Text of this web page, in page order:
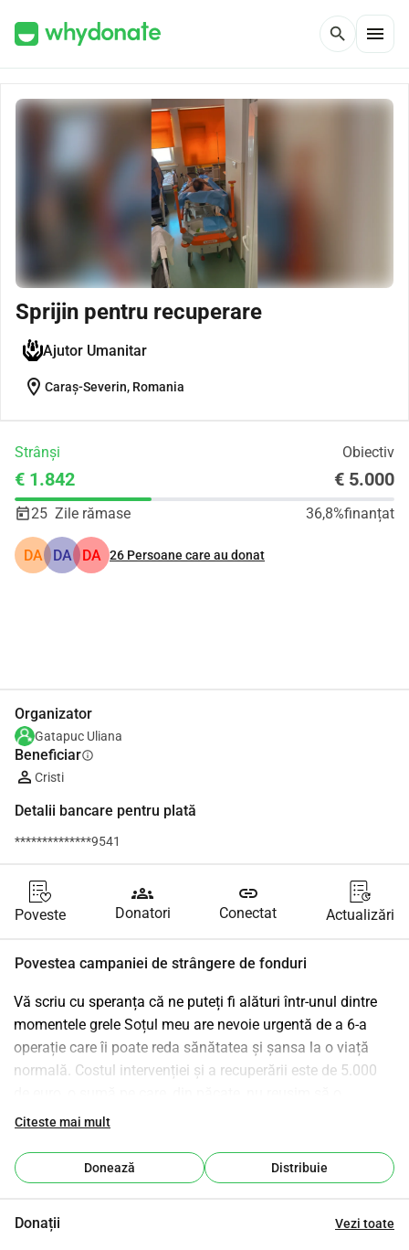
search menu
Sprijin pentru recuperare
Ajutor Umanitar
location_on Caraș-Severin, Romania
Strânși Obiectiv
€ 1.842 € 5.000
25 Zile rămase 36,8%finanțat
DA DA DA 26 Persoane care au donat
Organizator
Gatapuc Uliana
Beneficiarinfo
Cristi
Detalii bancare pentru plată
**************9541
Poveste
groups
Donatori
link
Conectat Actualizări
Povestea campaniei de strângere de fonduri
Vă scriu cu speranța că ne puteți fi alături într-unul dintre
momentele grele Soțul meu are nevoie urgentă de a 6-a
operație care îi poate reda sănătatea și șansa la o viață
normală. Costul intervenției și a recuperării este de 5.000
strângem singuri într-un timp atât de scurt. Orice donație,
această operație. Dacă nu puteți contribui financiar, vă
rugăm din suflet să distribuiți acest mesaj. Uneori, un
din inimă pentru sprijin, pentru rugăciuni și pentru fiecare
Citeste mai mult
Donează Distribuie
Donații Vezi toate